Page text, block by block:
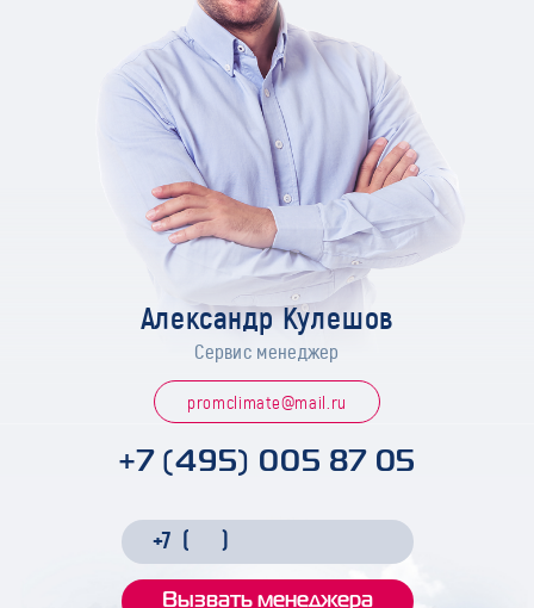
Александр Кулешов
Сервис менеджер
promclimate@mail.ru
+7 (495) 005 87 05